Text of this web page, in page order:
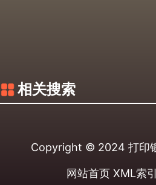
相关搜索
Copyright © 2024 打印
网站首页 XML索引